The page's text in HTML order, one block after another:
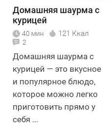
Домашняя шаурма с
курицей
40 мин 121 Ккал
2
Домашняя шаурма с
курицей — это вкусное
и популярное блюдо,
которое можно легко
приготовить прямо у
себя ...